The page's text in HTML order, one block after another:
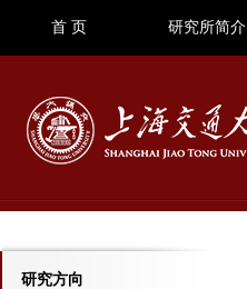
首 页 研究所简介
研究方向